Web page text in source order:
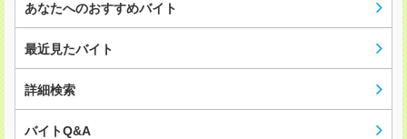
あなたへのおすすめバイト
最近見たバイト
詳細検索
バイトQ&A